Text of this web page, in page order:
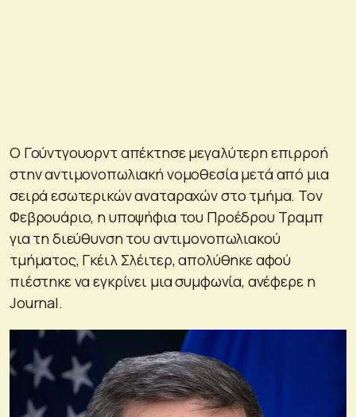
Ο Γούντγουορντ απέκτησε μεγαλύτερη επιρροή
στην αντιμονοπωλιακή νομοθεσία μετά από μια
σειρά εσωτερικών αναταραχών στο τμήμα. Τον
Φεβρουάριο, η υποψήφια του Προέδρου Τραμπ
για τη διεύθυνση του αντιμονοπωλιακού
τμήματος, Γκέιλ Σλέιτερ, απολύθηκε αφού
πιέστηκε να εγκρίνει μια συμφωνία, ανέφερε η
Journal.